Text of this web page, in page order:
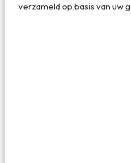
verzameld op basis van uw